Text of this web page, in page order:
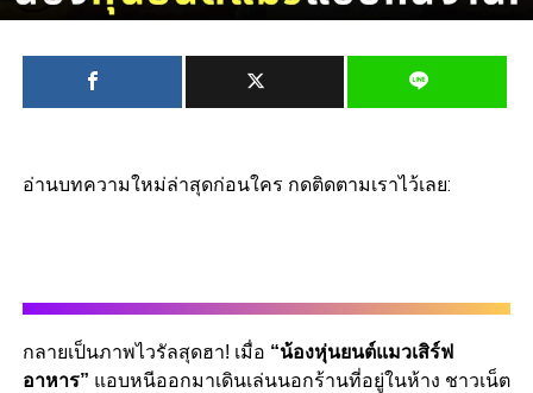
อ่านบทความใหม่ล่าสุดก่อนใคร กดติดตามเราไว้เลย:
กลายเป็นภาพไวรัลสุดฮา! เมื่อ “น้องหุ่นยนต์แมวเสิร์ฟ
อาหาร” แอบหนีออกมาเดินเล่นนอกร้านที่อยู่ในห้าง ชาวเน็ต